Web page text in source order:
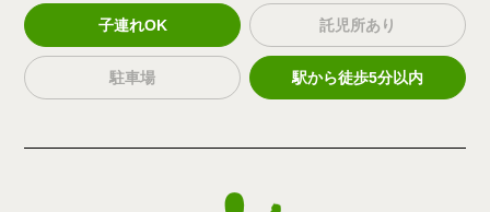
子連れOK 託児所あり
駐車場 駅から徒歩5分以内